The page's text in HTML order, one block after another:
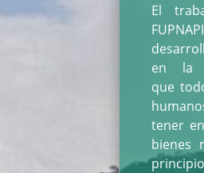
El
en la
que
tener
bienes